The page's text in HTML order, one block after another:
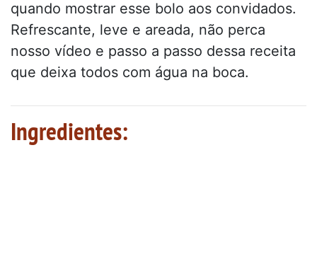
quando mostrar esse bolo aos convidados.
Refrescante, leve e areada, não perca
nosso vídeo e passo a passo dessa receita
que deixa todos com água na boca.
Ingredientes: